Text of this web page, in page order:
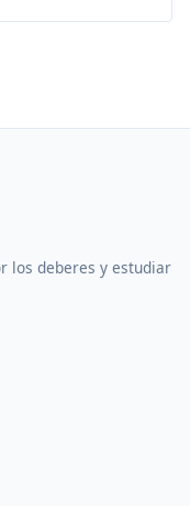
los deberes y estudiar